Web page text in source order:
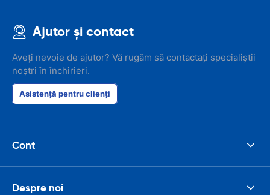
Ajutor și contact
Aveți nevoie de ajutor? Vă rugăm să contactați specialiștii
noștri în închirieri.
Asistență pentru clienți
Cont
Despre noi